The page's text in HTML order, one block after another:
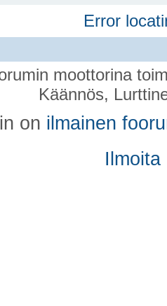
Error
moottorina
Käännös,
on ilmainen